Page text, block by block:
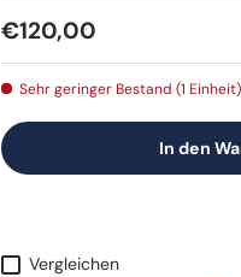
Normaler Preis
€120,00
Sehr geringer Bestand (1 Einheit)
In den
Vergleichen